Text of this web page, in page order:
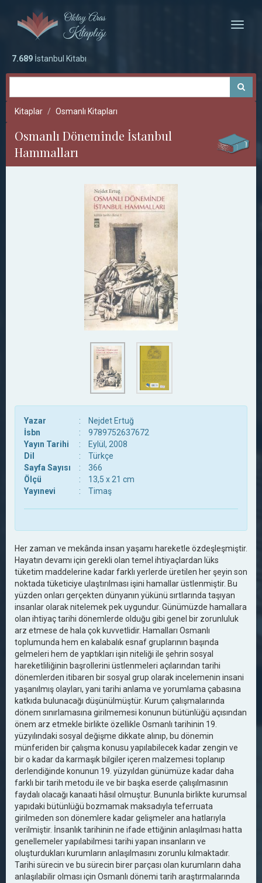
Toggle
7.689 İstanbul Kitabı
Kitaplar Osmanlı Kitapları
Osmanlı Döneminde İstanbul
Hammalları
Yazar :
Nejdet Ertuğ
İsbn
:
9789752637672
Yayın Tarihi
:
Eylül, 2008
Dil
:
Türkçe
Sayfa Sayısı
:
366
Ölçü
:
13,5 x 21 cm
Yayınevi
: Timaş
Her zaman ve mekânda insan yaşamı hareketle özdeşleşmiştir.
Hayatın devamı için gerekli olan temel ihtiyaçlardan lüks
tüketim maddelerine kadar farklı yerlerde üretilen her şeyin son
noktada tüketiciye ulaştırılması işini hamallar üstlenmiştir. Bu
yüzden onları gerçekten dünyanın yükünü sırtlarında taşıyan
insanlar olarak nitelemek pek uygundur. Günümüzde hamallara
olan ihtiyaç tarihi dönemlerde olduğu gibi genel bir zorunluluk
arz etmese de hala çok kuvvetlidir. Hamalları Osmanlı
toplumunda hem en kalabalık esnaf gruplarının başında
gelmeleri hem de yaptıkları işin niteliği ile şehrin sosyal
hareketliliğinin başrollerini üstlenmeleri açılarından tarihi
dönemlerden itibaren bir sosyal grup olarak incelemenin insani
yaşanılmış olayları, yani tarihi anlama ve yorumlama çabasına
katkıda bulunacağı düşünülmüştür. Kurum çalışmalarında
dönem sınırlamasına girilmemesi konunun bütünlüğü açısından
önem arz etmekle birlikte özellikle Osmanlı tarihinin 19.
yüzyılındaki sosyal değişme dikkate alınıp, bu dönemin
münferiden bir çalışma konusu yapılabilecek kadar zengin ve
bir o kadar da karmaşık bilgiler içeren malzemesi toplanıp
derlendiğinde konunun 19. yüzyıldan günümüze kadar daha
farklı bir tarih metodu ile ve bir başka eserde çalışılmasının
faydalı olacağı kanaati hâsıl olmuştur. Bununla birlikte kurumsal
yapıdaki bütünlüğü bozmamak maksadıyla teferruata
girilmeden son dönemlere kadar gelişmeler ana hatlarıyla
verilmiştir. İnsanlık tarihinin ne ifade ettiğinin anlaşılması hatta
genellemeler yapılabilmesi tarihi yapan insanların ve
oluşturdukları kurumların anlaşılmasını zorunlu kılmaktadır.
Tarihi sürecin ve bu sürecin birer parçası olan kurumların daha
anlaşılabilir olması için Osmanlı dönemi tarih araştırmalarında